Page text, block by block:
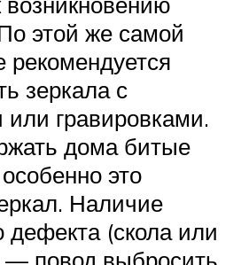
этой же самой
рекомендуется
зеркала с
гравировками.
дома битые
это
Наличие
(скола или